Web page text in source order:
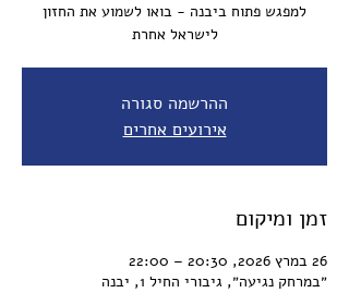
למפגש פתוח ביבנה - בואו לשמוע את החזון
לישראל אחרת
ההרשמה סגורה
אירועים אחרים
זמן ומיקום
26 במרץ 2026, 20:30 – 22:00
״במרחק נגיעה״, גיבורי החיל 1, יבנה